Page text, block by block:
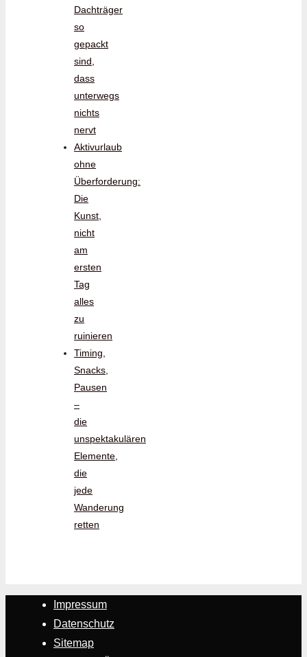
Dachträger
so
gepackt
sind,
dass
unterwegs
nichts
nervt
Aktivurlaub
ohne
Überforderung:
Die
Kunst,
nicht
am
ersten
Tag
alles
zu
ruinieren
Timing,
Snacks,
Pausen
–
die
unspektakulären
Elemente,
die
jede
Wanderung
retten
Impressum
Datenschutz
Sitemap